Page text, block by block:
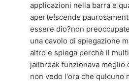
applicazioni nella barra e
aperte!scende
essere dio?non
una cavolo di spiegazione
altro e spiega perchè il
jailbreak funzionava meglio
non vedo l'ora che qulcuno